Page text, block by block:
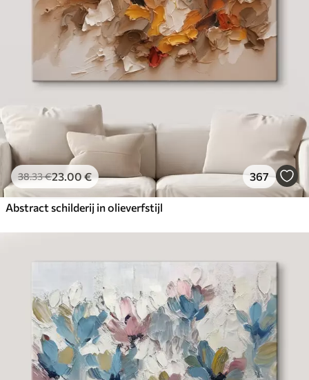
38.33€23.00€ 367
Abstract schilderij in olieverfstijl